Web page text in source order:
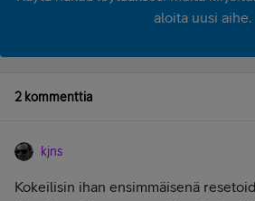
aloita uusi aihe.
2 kommenttia
kjns
Kokeilisin ihan ensimmäisenä